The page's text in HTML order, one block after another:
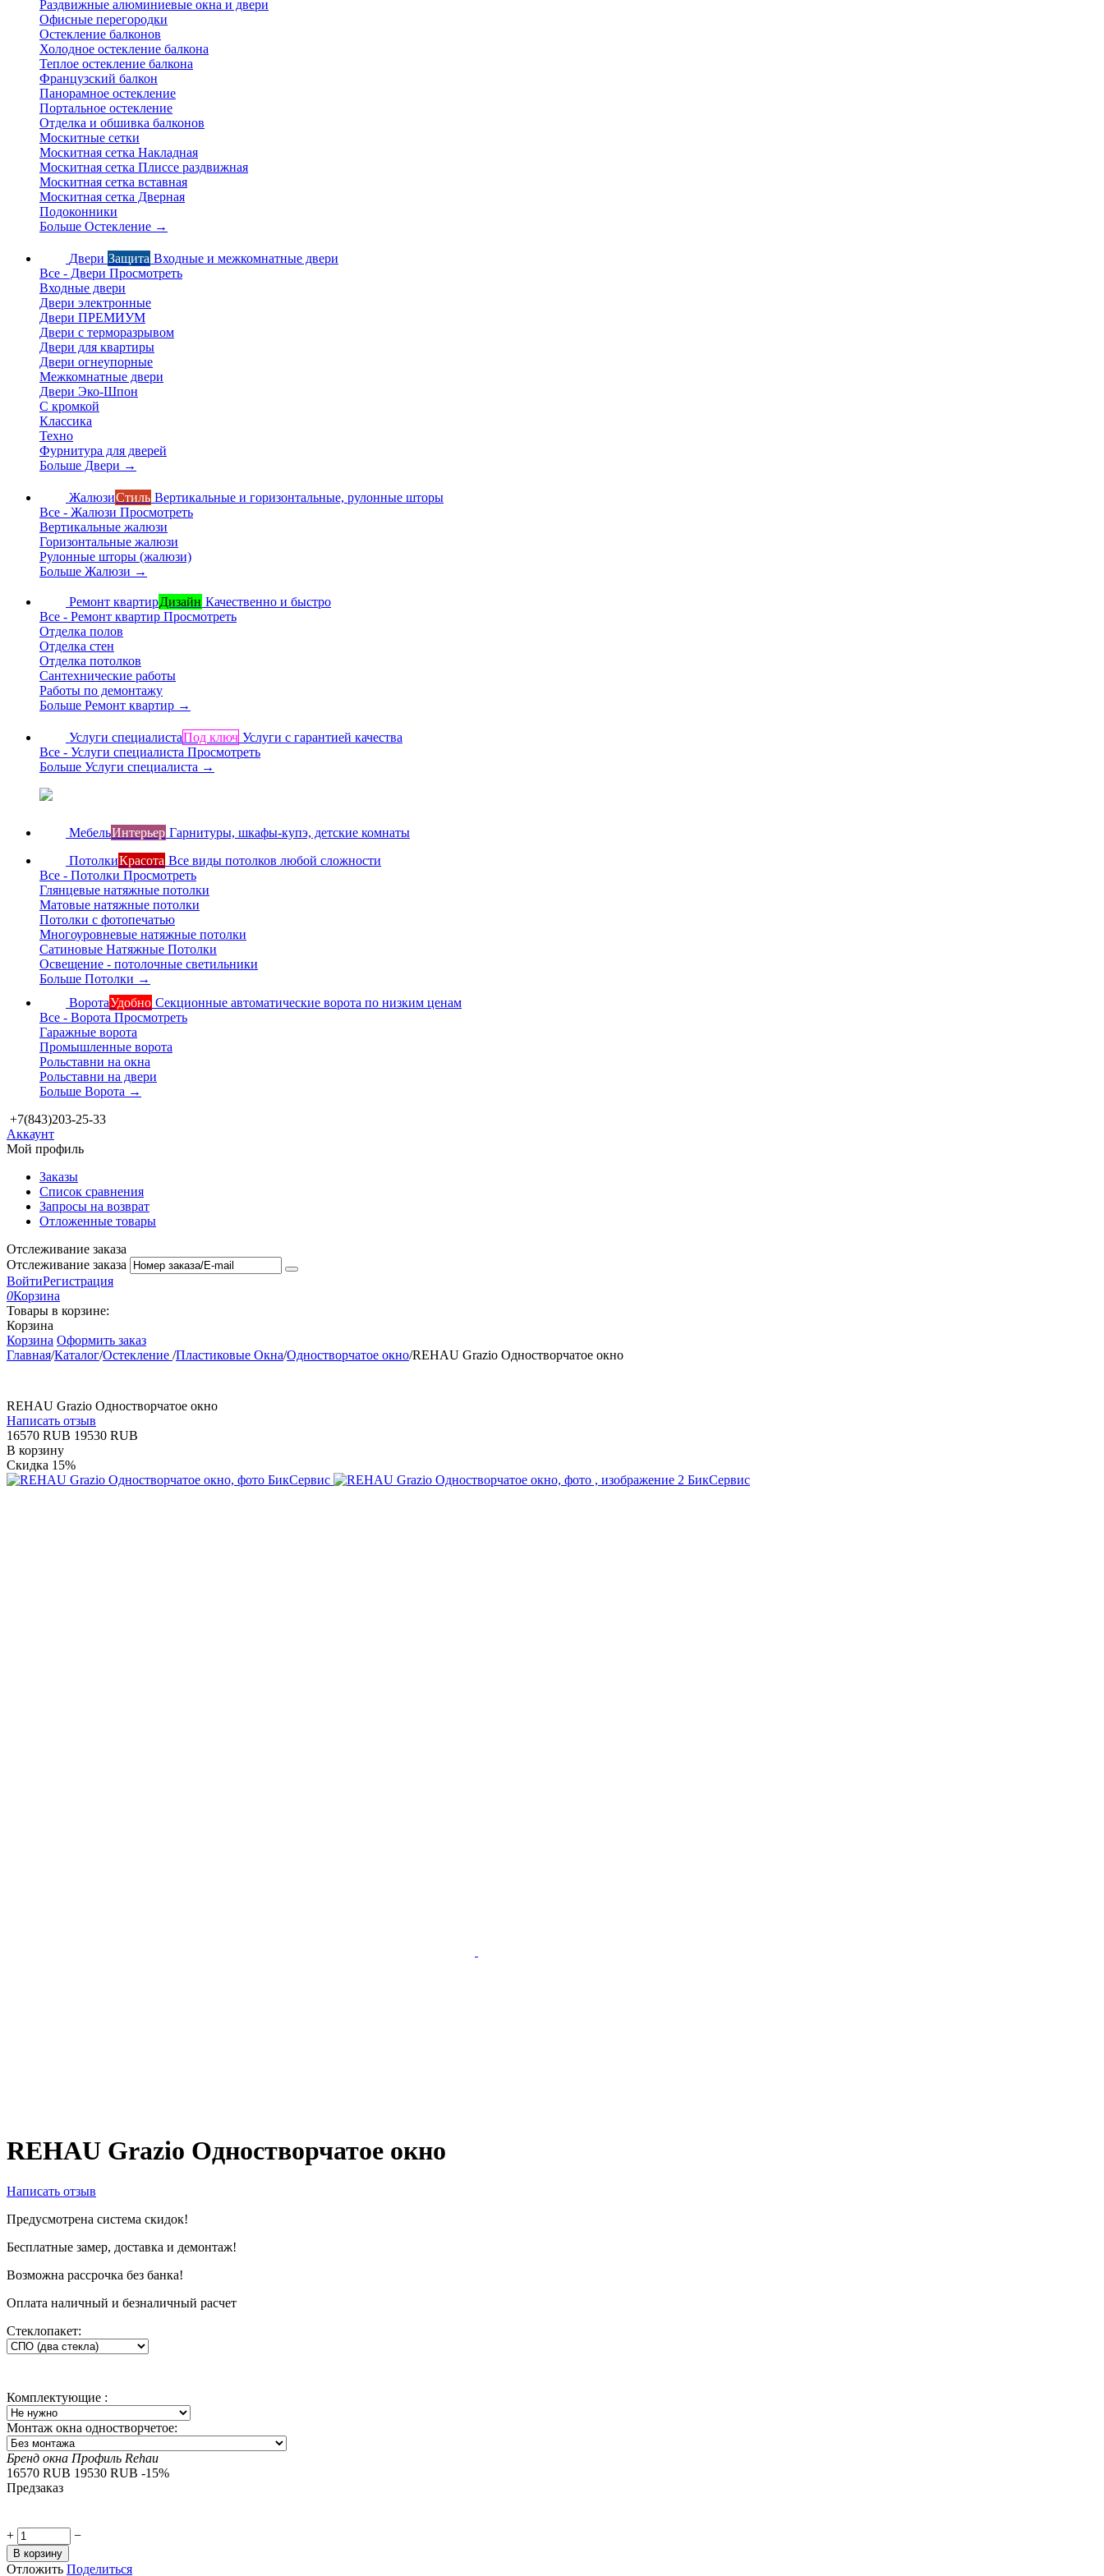
Раздвижные алюминиевые окна и двери
Офисные перегородки
Остекление балконов
Холодное остекление балкона
Теплое остекление балкона
Французский балкон
Панорамное остекление
Портальное остекление
Отделка и обшивка балконов
Москитные сетки
Москитная сетка Накладная
Москитная сетка Плиссе раздвижная
Москитная сетка вставная
Москитная сетка Дверная
Подоконники
Больше Остекление →
Двери Защита Входные и межкомнатные двери
Все - Двери Просмотреть
Входные двери
Двери электронные
Двери ПРЕМИУМ
Двери с терморазрывом
Двери для квартиры
Двери огнеупорные
Межкомнатные двери
Двери Эко-Шпон
С кромкой
Классика
Техно
Фурнитура для дверей
Больше Двери →
ЖалюзиСтиль Вертикальные и горизонтальные, рулонные шторы
Все - Жалюзи Просмотреть
Вертикальные жалюзи
Горизонтальные жалюзи
Рулонные шторы (жалюзи)
Больше Жалюзи →
Ремонт квартирДизайн Качественно и быстро
Все - Ремонт квартир Просмотреть
Отделка полов
Отделка стен
Отделка потолков
Сантехнические работы
Работы по демонтажу
Больше Ремонт квартир →
Услуги специалистаПод ключ Услуги с гарантией качества
Все - Услуги специалиста Просмотреть
Больше Услуги специалиста →
МебельИнтерьер Гарнитуры, шкафы-купэ, детские комнаты
ПотолкиКрасота Все виды потолков любой сложности
Все - Потолки Просмотреть
Глянцевые натяжные потолки
Матовые натяжные потолки
Потолки с фотопечатью
Многоуровневые натяжные потолки
Сатиновые Натяжные Потолки
Освещение - потолочные светильники
Больше Потолки →
ВоротаУдобно Секционные автоматические ворота по низким ценам
Все - Ворота Просмотреть
Гаражные ворота
Промышленные ворота
Рольставни на окна
Рольставни на двери
Больше Ворота →
+7(843)203-25-33
Аккаунт
Мой профиль
Заказы
Список сравнения
Запросы на возврат
Отложенные товары
Отслеживание заказа
Отслеживание заказа
ВойтиРегистрация
0Корзина
Товары в корзине:
Корзина
Корзина Оформить заказ
Главная/Каталог/Остекление /Пластиковые Окна/Одностворчатое окно/REHAU Grazio Одностворчатое окно
REHAU Grazio Одностворчатое окно
Написать отзыв
‍16570‍ RUB ‍19530‍ RUB
В корзину
Скидка 15%
REHAU Grazio Одностворчатое окно
Написать отзыв
Предусмотрена система скидок!
Бесплатные замер, доставка и демонтаж!
Возможна рассрочка без банка!
Оплата наличный и безналичный расчет
Стеклопакет:
Комплектующие :
Монтаж окна одностворчетое:
Бренд окна Профиль Rehau
‍16570‍ RUB ‍19530‍ RUB -15%
Предзаказ
+ −
В корзину
Отложить Поделиться